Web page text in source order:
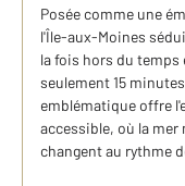
Posée comme une
l'Île-aux-Moines
la fois hors du
seulement 15
emblématique offre
accessible, où la mer
changent au rythme